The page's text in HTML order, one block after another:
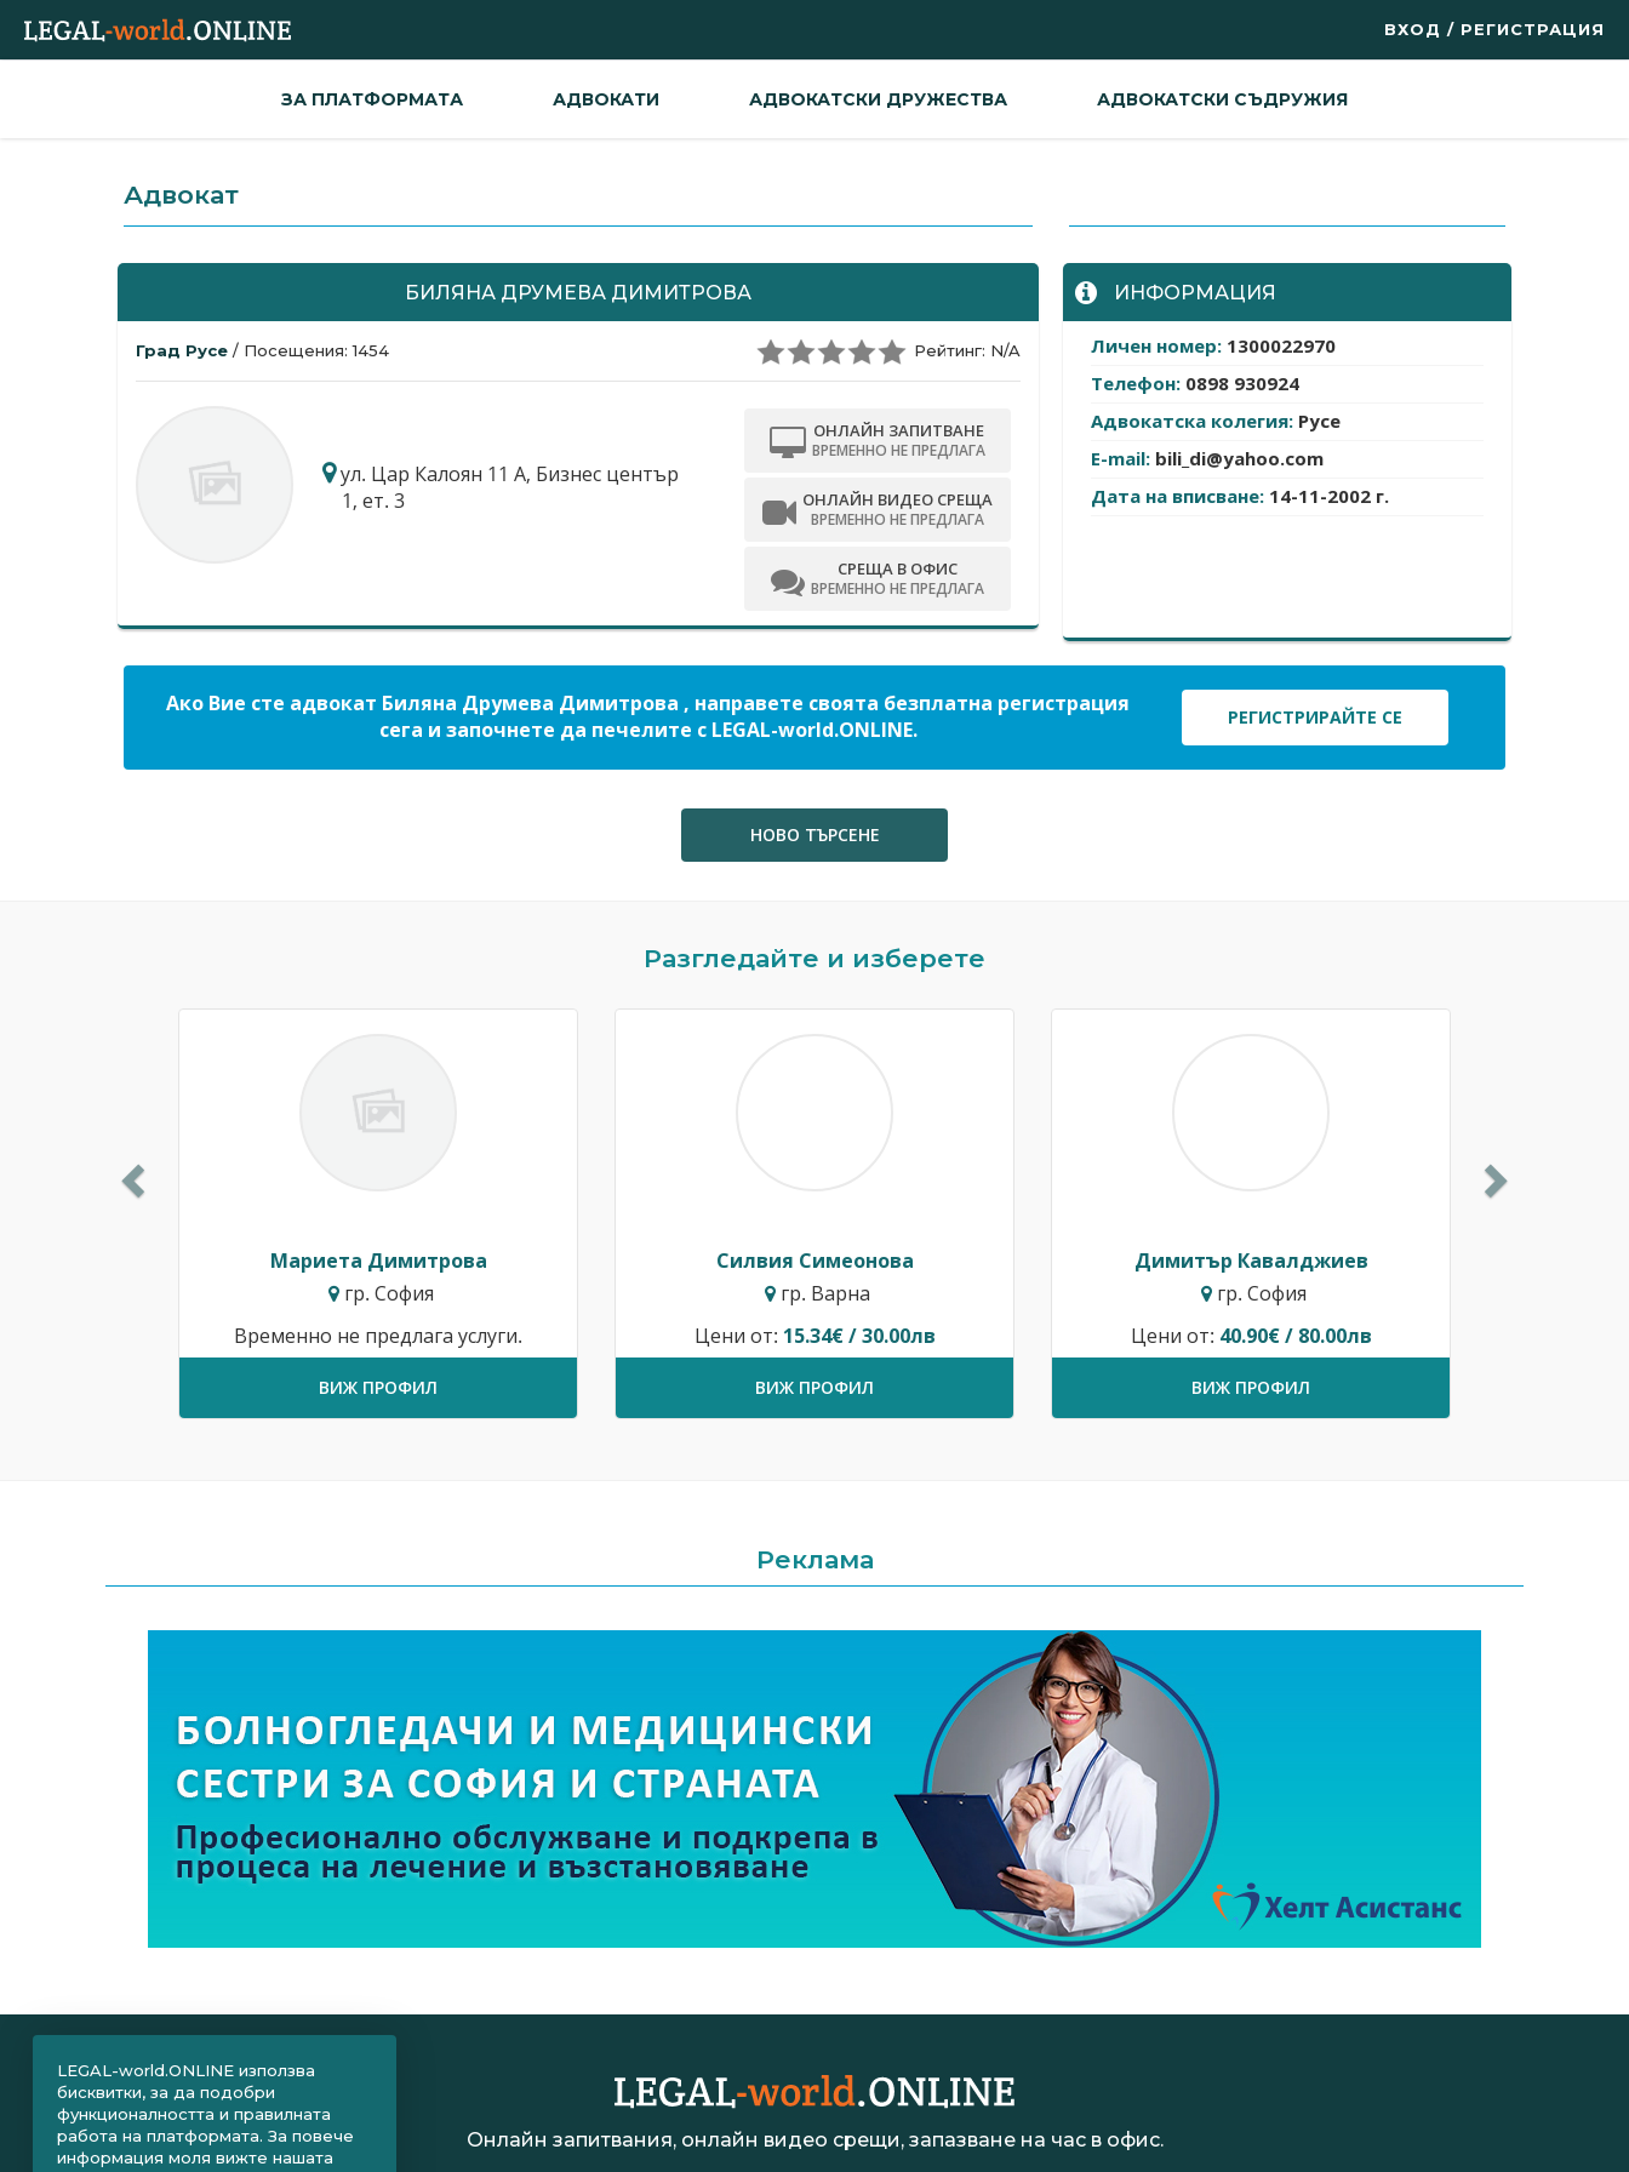
ВХОД / РЕГИСТРАЦИЯ
ЗА ПЛАТФОРМАТА АДВОКАТИ АДВОКАТСКИ ДРУЖЕСТВА АДВОКАТСКИ СЪДРУЖИЯ
Адвокат
БИЛЯНА ДРУМЕВА ДИМИТРОВА
Град Русе / Посещения: 1454 Рейтинг: N/A
ул. Цар Калоян 11 А, Бизнес център
1, ет. 3
ОНЛАЙН ЗАПИТВАНЕ
ВРЕМЕННО НЕ ПРЕДЛАГА
ОНЛАЙН ВИДЕО СРЕЩА
ВРЕМЕННО НЕ ПРЕДЛАГА
СРЕЩА В ОФИС
ВРЕМЕННО НЕ ПРЕДЛАГА
ИНФОРМАЦИЯ
Личен номер: 1300022970
Телефон: 0898 930924
Адвокатска колегия: Русе
E-mail: bili_di@yahoo.com
Дата на вписване: 14-11-2002 г.
Ако Вие сте адвокат Биляна Друмева Димитрова , направете своята безплатна регистрация
сега и започнете да печелите с LEGAL-world.ONLINE.
РЕГИСТРИРАЙТЕ СЕ
НОВО ТЪРСЕНЕ
Разгледайте и изберете
Мариета Димитрова
гр. София
Временно не предлага услуги.
ВИЖ ПРОФИЛ
Силвия Симеонова
гр. Варна
Цени от: 15.34€ / 30.00лв
ВИЖ ПРОФИЛ
Димитър Кавалджиев
гр. София
Цени от: 40.90€ / 80.00лв
ВИЖ ПРОФИЛ
Реклама
Онлайн запитвания, онлайн видео срещи, запазване на час в офис.
LEGAL-world.ONLINE използва
бисквитки, за да подобри
функционалността и правилната
работа на платформата. За повече
информация моля вижте нашата